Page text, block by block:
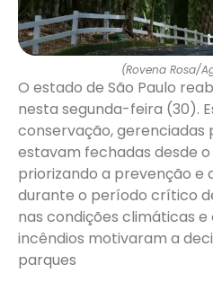
(Rovena Rosa/
O estado de São Paulo
nesta segunda-feira (30).
conservação, gerenciadas
estavam fechadas desde
priorizando a prevenção e
durante o período crítico
nas condições climáticas
incêndios motivaram a
parques